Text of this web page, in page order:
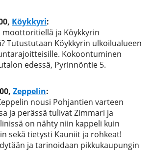
, Köykkyri:
moottoritiellä ja Köykkyrin
Tutustutaan Köykkyrin ulkoilualueen
Kokoontuminen
edessä, Pyrinnöntie 5.
, Zeppelin:
nousi Pohjantien varteen
ja perässä tulivat Zimmari ja
on nähty niin kappeli kuin
sekä tietysti Kauniit ja rohkeat!
ja tarinoidaan pikkukaupungin